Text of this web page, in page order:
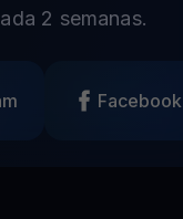
2 semanas.
Facebook